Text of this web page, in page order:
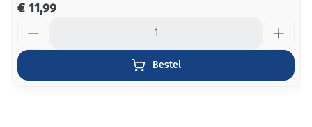
€ 11,99
Bestel